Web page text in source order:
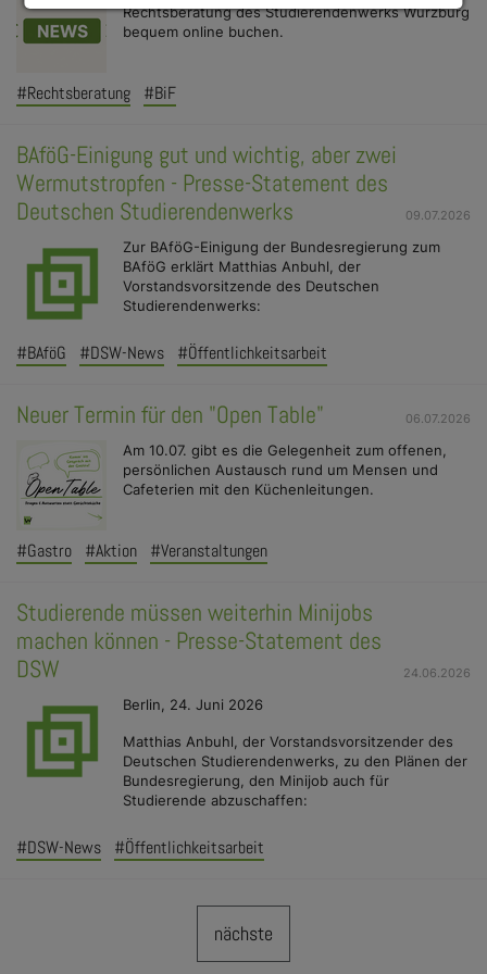
Rechtsberatung des Studierendenwerks Würzburg
bequem online buchen.
#Rechtsberatung #BiF
BAföG-Einigung gut und wichtig, aber zwei
Wermutstropfen - Presse-Statement des
Deutschen Studierendenwerks
09.07.2026
Zur BAföG-Einigung der Bundesregierung zum
BAföG erklärt Matthias Anbuhl, der
Vorstandsvorsitzende des Deutschen
Studierendenwerks:
#BAföG #DSW-News #Öffentlichkeitsarbeit
Neuer Termin für den "Open Table" 06.07.2026
Am 10.07. gibt es die Gelegenheit zum offenen,
persönlichen Austausch rund um Mensen und
Cafeterien mit den Küchenleitungen.
#Gastro #Aktion #Veranstaltungen
Studierende müssen weiterhin Minijobs
machen können - Presse-Statement des
DSW
24.06.2026
Berlin, 24. Juni 2026
Matthias Anbuhl, der Vorstandsvorsitzender des
Deutschen Studierendenwerks, zu den Plänen der
Bundesregierung, den Minijob auch für
Studierende abzuschaffen:
#DSW-News #Öffentlichkeitsarbeit
nächste